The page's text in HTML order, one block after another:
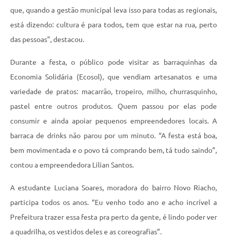
que, quando a gestão municipal leva isso para todas as regionais,
está dizendo: cultura é para todos, tem que estar na rua, perto
das pessoas", destacou.
Durante a festa, o público pode visitar as barraquinhas da
Economia Solidária (Ecosol), que vendiam artesanatos e uma
variedade de pratos: macarrão, tropeiro, milho, churrasquinho,
pastel entre outros produtos. Quem passou por elas pode
consumir e ainda apoiar pequenos empreendedores locais. A
barraca de drinks não parou por um minuto. “A festa está boa,
bem movimentada e o povo tá comprando bem, tá tudo saindo”,
contou a empreendedora Lilian Santos.
A estudante Luciana Soares, moradora do bairro Novo Riacho,
participa todos os anos. “Eu venho todo ano e acho incrível a
Prefeitura trazer essa festa pra perto da gente, é lindo poder ver
a quadrilha, os vestidos deles e as coreografias”.